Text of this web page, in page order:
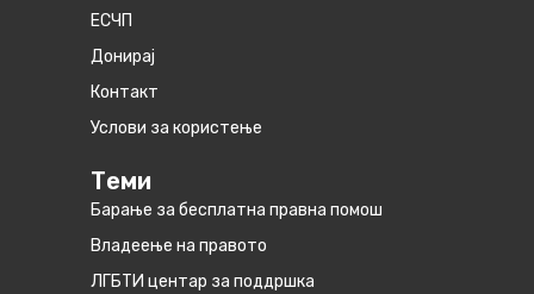
ЕСЧП
Донирај
Контакт
Услови за користење
Теми
Барање за бесплатна правна помош
Владеење на правото
ЛГБТИ центар за поддршка